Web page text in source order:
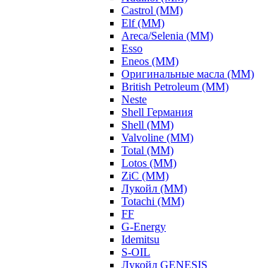
Castrol (ММ)
Elf (ММ)
Areca/Selenia (ММ)
Esso
Eneos (ММ)
Оригинальные масла (ММ)
British Petroleum (ММ)
Neste
Shell Германия
Shell (ММ)
Valvoline (ММ)
Total (ММ)
Lotos (ММ)
ZiC (ММ)
Лукойл (ММ)
Totachi (MM)
FF
G-Energy
Idemitsu
S-OIL
Лукойл GENESIS